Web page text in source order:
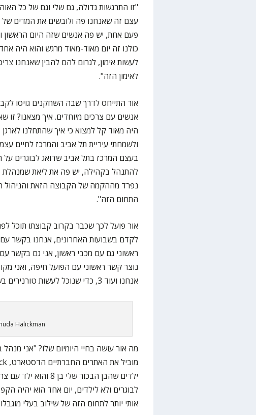
"זו התרגשות גדולה, גם שלי וגם של כל
עצם זה שאנחנו פה ולובשים את המדים
פעם אחת, יש פה אנשים שזה היום הראשון
כולנו זה יום מאוד-מאוד מרגש והוא היה
לעשות אימון, לגרום להם להבין שאנחנו
לאימון הזה".
אנשים עם צרכים מיוחדים. איך מצאנו?
היה מאוד קל למצוא כי איך שהתחלנו
ולשמחתי עיריית תל אביב והמרכז לחיים
בעצם המרכז בתל אביב שדואג לבוגרים על
להתנהל בקהילה, יש פה את ליאת שמנהלת
נפרד מההקמה של הקבוצה הזאת והניהול
התחום הזה".
אור פועל לכך שכבר בקרוב קבוצתו תוכל
לקדם בשבועות האחרונים, אנחנו בקשר
ראשוני גם עם מכבי ראשון, אני גם בקשר
אנחנו ועוד 3, כדי שנוכל לעשות טורנירים בשנה הבאה. זה יהיה מדהים".
Halickman
מה אור עושה בחיי היומיום שלו? "אני
ילדים שהבן הבכור
לבוגרים ולא לילדים, יום אחד הוא יהיה
אותי יותר לתחום הזה של שילוב בעלי